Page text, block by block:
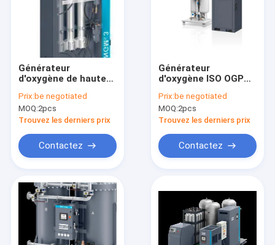
Produits
Au sujet de nous
Générateur
d'oxygène de haute
Certificat ISO
Prix:be negotiated
MOQ:2pcs
Trouvez les derniers prix
Contactez
Générateur
d'oxygène ISO OGP
tout en un système
Prix:be negotiated
MOQ:2pcs
Trouvez les derniers prix
Contactez